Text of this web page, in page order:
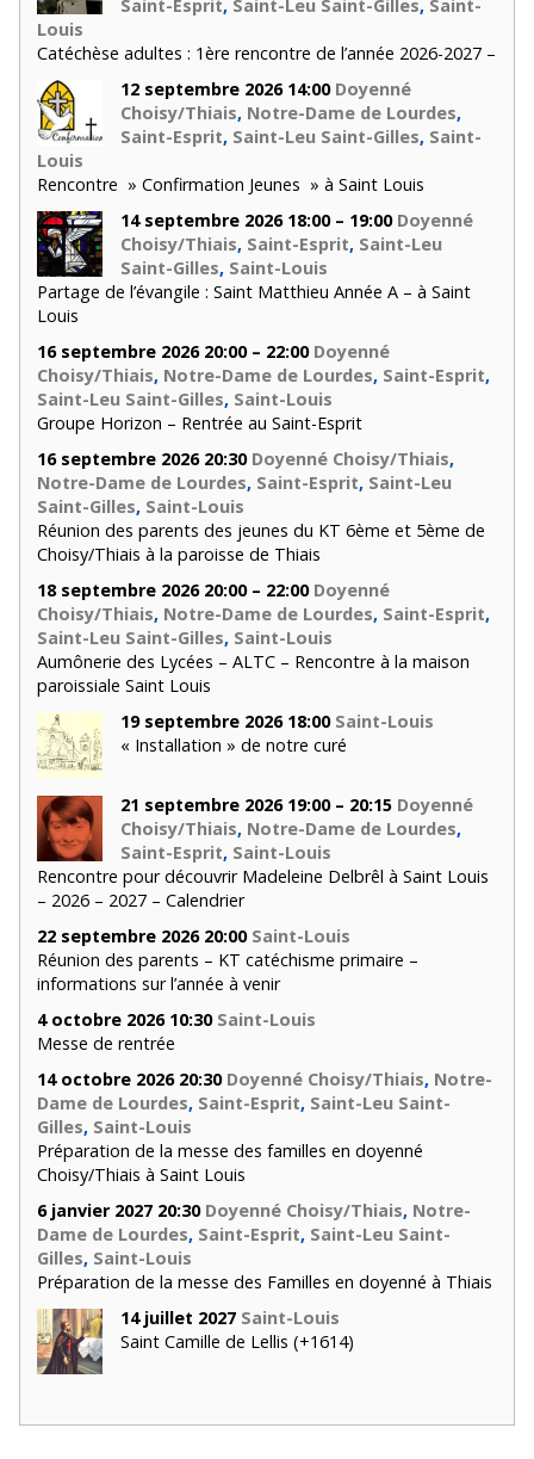
Saint-Esprit, Saint-Leu Saint-Gilles, Saint-
Louis
Catéchèse adultes : 1ère rencontre de l’année 2026-2027 –
12 septembre 2026 14:00 Doyenné
Choisy/Thiais, Notre-Dame de Lourdes,
Saint-Esprit, Saint-Leu Saint-Gilles, Saint-
Louis
Rencontre » Confirmation Jeunes » à Saint Louis
14 septembre 2026 18:00 – 19:00 Doyenné
Choisy/Thiais, Saint-Esprit, Saint-Leu
Saint-Gilles, Saint-Louis
Partage de l’évangile : Saint Matthieu Année A – à Saint
Louis
16 septembre 2026 20:00 – 22:00 Doyenné
Choisy/Thiais, Notre-Dame de Lourdes, Saint-Esprit,
Saint-Leu Saint-Gilles, Saint-Louis
Groupe Horizon – Rentrée au Saint-Esprit
16 septembre 2026 20:30 Doyenné Choisy/Thiais,
Notre-Dame de Lourdes, Saint-Esprit, Saint-Leu
Saint-Gilles, Saint-Louis
Réunion des parents des jeunes du KT 6ème et 5ème de
Choisy/Thiais à la paroisse de Thiais
18 septembre 2026 20:00 – 22:00 Doyenné
Choisy/Thiais, Notre-Dame de Lourdes, Saint-Esprit,
Saint-Leu Saint-Gilles, Saint-Louis
Aumônerie des Lycées – ALTC – Rencontre à la maison
paroissiale Saint Louis
19 septembre 2026 18:00 Saint-Louis
« Installation » de notre curé
21 septembre 2026 19:00 – 20:15 Doyenné
Choisy/Thiais, Notre-Dame de Lourdes,
Saint-Esprit, Saint-Louis
Rencontre pour découvrir Madeleine Delbrêl à Saint Louis
– 2026 – 2027 – Calendrier
22 septembre 2026 20:00 Saint-Louis
Réunion des parents – KT catéchisme primaire –
informations sur l’année à venir
4 octobre 2026 10:30 Saint-Louis
Messe de rentrée
14 octobre 2026 20:30 Doyenné Choisy/Thiais, Notre-
Dame de Lourdes, Saint-Esprit, Saint-Leu Saint-
Gilles, Saint-Louis
Préparation de la messe des familles en doyenné
Choisy/Thiais à Saint Louis
6 janvier 2027 20:30 Doyenné Choisy/Thiais, Notre-
Dame de Lourdes, Saint-Esprit, Saint-Leu Saint-
Gilles, Saint-Louis
Préparation de la messe des Familles en doyenné à Thiais
14 juillet 2027 Saint-Louis
Saint Camille de Lellis (+1614)